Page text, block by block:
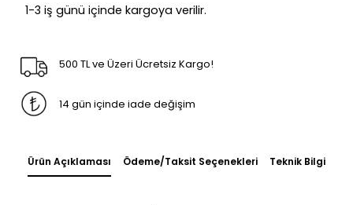
1-3 iş günü içinde kargoya verilir.
500 TL ve Üzeri Ücretsiz Kargo!
14 gün içinde iade değişim
Ürün Açıklaması Ödeme/Taksit Seçenekleri Teknik Bilgi